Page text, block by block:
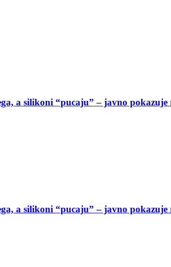
a silikoni “pucaju” – javno pokazuje
a silikoni “pucaju” – javno